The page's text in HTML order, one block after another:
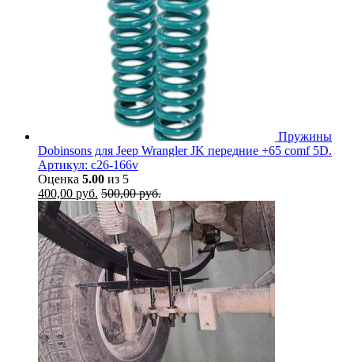
Пружины
Dobinsons для Jeep Wrangler JK передние +65 comf 5D.
Артикул: c26-166v
Оценка 5.00 из 5
400,00 руб. 500,00руб.